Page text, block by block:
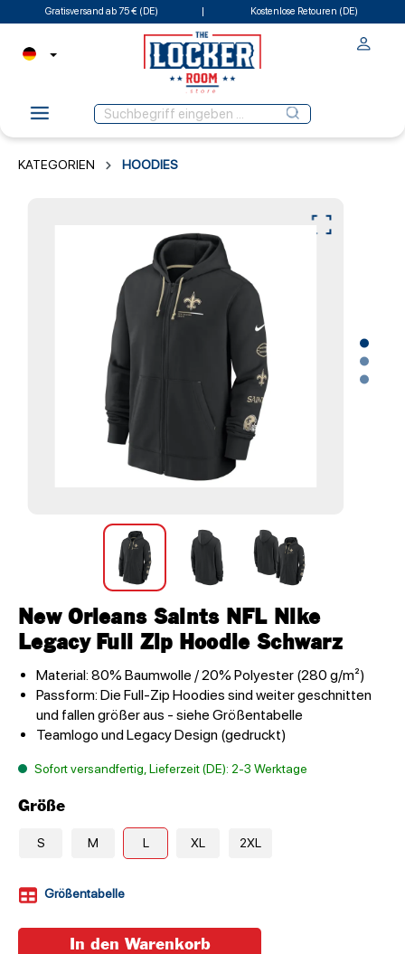
Gratisversand ab 75 € (DE) Kostenlose Retouren (DE)
KATEGORIEN HOODIES
New Orleans Saints NFL Nike
Legacy Full Zip Hoodie Schwarz
Material: 80% Baumwolle / 20% Polyester (280 g/m²)
Passform: Die Full-Zip Hoodies sind weiter geschnitten
und fallen größer aus - siehe Größentabelle
Teamlogo und Legacy Design (gedruckt)
Sofort versandfertig, Lieferzeit (DE): 2-3 Werktage
Größe
S M L XL 2XL
Größentabelle
In den Warenkorb